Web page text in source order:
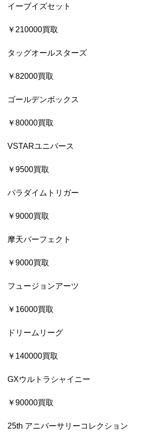
イーブイズセット
￥210000買取
タッグオールスターズ
￥82000買取
ゴールデンボックス
￥80000買取
VSTARユニバース
￥9500買取
パラダイムトリガー
￥9000買取
摩天パーフェクト
￥9000買取
フュージョンアーツ
￥16000買取
ドリームリーグ
￥140000買取
GXウルトラシャイニー
￥90000買取
25th アニバーサリーコレクション